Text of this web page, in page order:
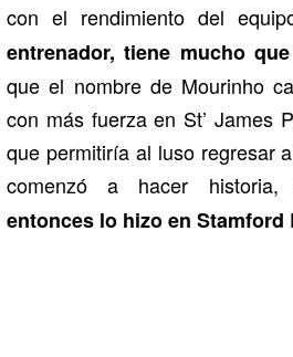
con el rendimiento del
entrenador, tiene mucho
que el nombre de Mourinho
con más fuerza en St’ James
que permitiría al luso regresar
comenzó a hacer historia,
entonces lo hizo en Stamford